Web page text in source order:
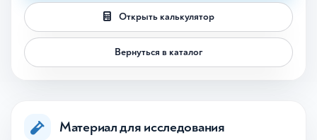
Открыть калькулятор
Вернуться в каталог
Материал для исследования